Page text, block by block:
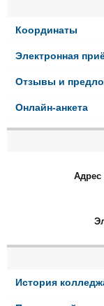
Координаты
Электронная
Отзывы и
Онлайн-анкета
Адрес
История